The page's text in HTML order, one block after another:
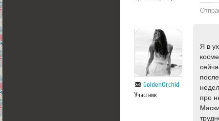
GoldenOrchid
Участник
Я в
про